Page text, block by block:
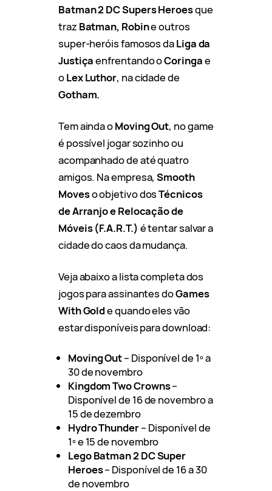
Batman 2 DC Supers Heroesque
traz Batman, Robine outros
super-heróis famosos daLiga da
Justiçaenfrentando oCoringae
oLex Luthor, na cidade de
Gotham.
Tem ainda oMoving Out, no game
é possível jogar sozinho ou
acompanhado de até quatro
amigos. Na empresa,Smooth
Moveso objetivo dosTécnicos
de Arranjo e Relocação de
Móveis (F.A.R.T.) é tentar salvar a
cidade do caos da mudança.
Veja abaixo a lista completa dos
jogos para assinantes doGames
With Golde quando eles vão
estar disponíveis para download:
Moving Out– Disponível de 1º a
30 de novembro
Kingdom Two Crowns–
Disponível de 16 de novembro a
15 de dezembro
Hydro Thunder– Disponível de
1º e 15 de novembro
Lego Batman 2 DC Super
Heroes– Disponível de 16 a 30
de novembro